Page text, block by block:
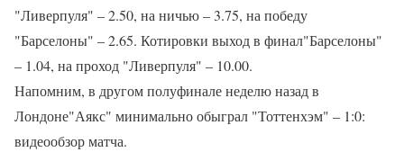
"Ливерпуля" – 2.50, на ничью – 3.75, на победу
"Барселоны" – 2.65. Котировки выход в финал"Барселоны"
– 1.04, на проход "Ливерпуля" – 10.00.
Напомним, в другом полуфинале неделю назад в
Лондоне"Аякс" минимально обыграл "Тоттенхэм" – 1:0:
видеообзор матча.